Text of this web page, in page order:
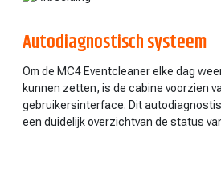
Autodiagnostisch systeem
Om de MC4 Eventcleaner elke dag
kunnen zetten, is de cabine voorzien
gebruikersinterface. Dit
een duidelijk overzichtvan de status